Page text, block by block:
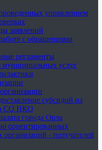
управлением
заявлений
с обращениями
регламенты
муниципальных услуг
субсидий из
СО НКО
города Орла
ориентированных
организаций - получателей